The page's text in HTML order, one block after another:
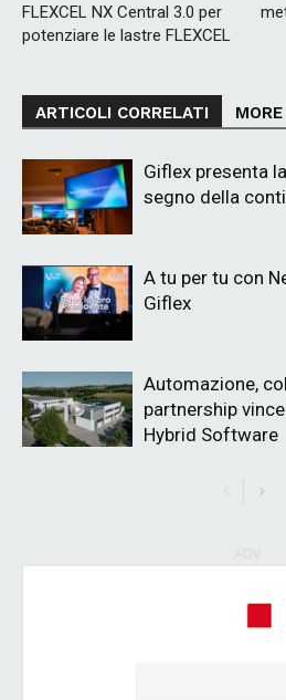
FLEXCEL NX Central 3.0 per
potenziare le lastre FLEXCEL
ARTICOLI CORRELATI
Giflex presenta
segno della
A tu per tu con
Giflex
Automazione,
partnership
Hybrid Software